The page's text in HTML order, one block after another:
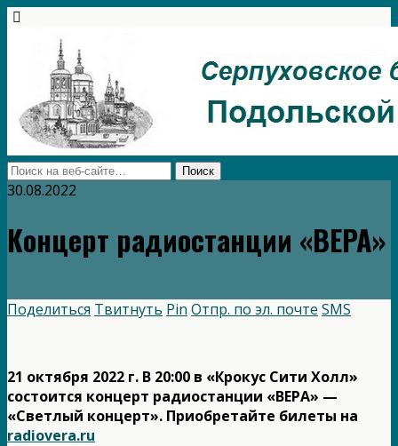
30.08.2022
Концерт радиостанции «ВЕРА»
Поделиться Твитнуть Pin Отпр. по эл. почте SMS
21 октября 2022 г. В 20:00 в «Крокус Сити Холл»
состоится концерт радиостанции «ВЕРА» —
«Светлый концерт». Приобретайте билеты на
radiovera.ru